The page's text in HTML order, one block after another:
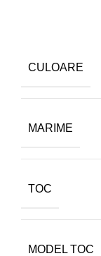
CULOARE
MARIME
TOC
MODEL TOC